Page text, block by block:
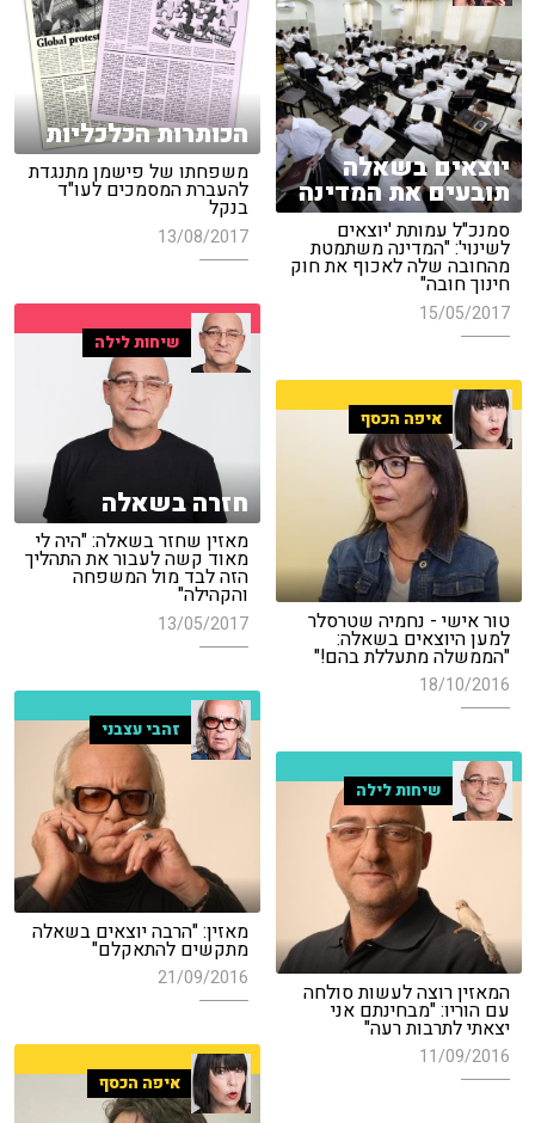
הכותרות הכלכליות
משפחתו של פישמן מתנגדת
להעברת המסמכים לעו"ד
בנקל
13/08/2017
יוצאים בשאלה
תובעים את המדינה
סמנכ"ל עמותת 'יוצאים
לשינוי': "המדינה משתמטת
מהחובה שלה לאכוף את חוק
חינוך חובה"
15/05/2017
שיחות לילה
חזרה בשאלה
מאזין שחזר בשאלה: "היה לי
מאוד קשה לעבור את התהליך
הזה לבד מול המשפחה
והקהילה"
13/05/2017
איפה הכסף
טור אישי - נחמיה שטרסלר
למען היוצאים בשאלה:
"הממשלה מתעללת בהם!"
18/10/2016
זהבי עצבני
מאזין: "הרבה יוצאים בשאלה
מתקשים להתאקלם"
21/09/2016
שיחות לילה
המאזין רוצה לעשות סולחה
עם הוריו: "מבחינתם אני
יצאתי לתרבות רעה"
11/09/2016
איפה הכסף